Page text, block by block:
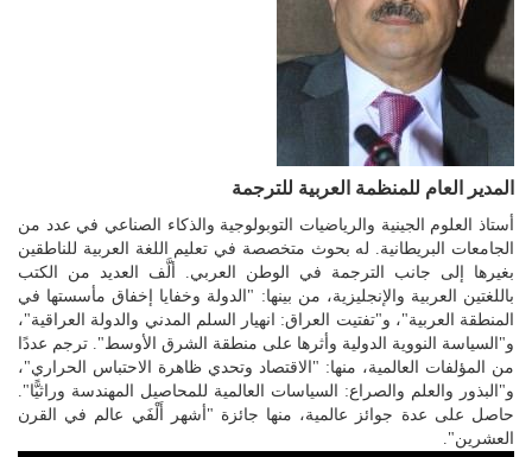
المدير العام للمنظمة العربية للترجمة
أستاذ العلوم الجينية والرياضيات التوبولوجية والذكاء الصناعي في عدد من
الجامعات البريطانية. له بحوث متخصصة في تعليم اللغة العربية للناطقين
بغيرها إلى جانب الترجمة في الوطن العربي. ألَّف العديد من الكتب
باللغتين العربية والإنجليزية، من بينها: "الدولة وخفايا إخفاق مأسستها في
المنطقة العربية"، و"تفتيت العراق: انهيار السلم المدني والدولة العراقية"،
و"السياسة النووية الدولية وأثرها على منطقة الشرق الأوسط". ترجم عددًا
من المؤلفات العالمية، منها: "الاقتصاد وتحدي ظاهرة الاحتباس الحراري"،
و"البذور والعلم والصراع: السياسات العالمية للمحاصيل المهندسة وراثيًّا".
حاصل على عدة جوائز عالمية، منها جائزة "أشهر أَلْفَي عالم في القرن
العشرين".